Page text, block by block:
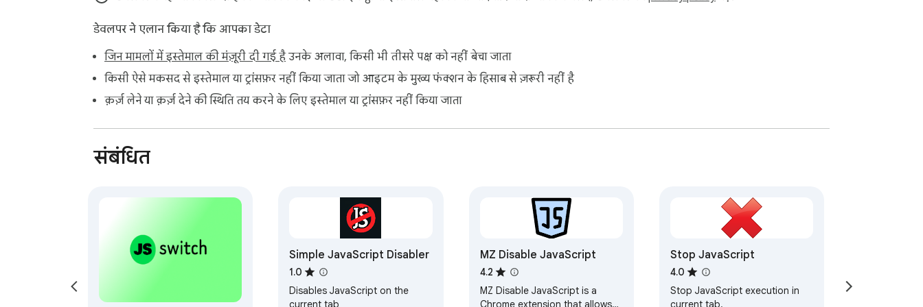
डेवलपर ने एलान किया है कि आपका डेटा
जिन मामलों में इस्तेमाल की मंज़ूरी दी गई हैउनके अलावा, किसी भी तीसरे पक्ष को नहीं बेचा जाता
किसी ऐसे मकसद से इस्तेमाल या ट्रांसफ़र नहीं किया जाता जो आइटम के मुख्य फंक्शन के हिसाब से ज़रूरी नहीं है
क़र्ज़ लेने या क़र्ज़ देने की स्थिति तय करने के लिए इस्तेमाल या ट्रांसफ़र नहीं किया जाता
संबंधित
Simple JavaScript Disabler
1.0
Disables JavaScript on the
current tab
MZ Disable JavaScript
4.2
MZ Disable JavaScript is a
Chrome extension that allows
Stop JavaScript
4.0
Stop JavaScript execution in
current tab.